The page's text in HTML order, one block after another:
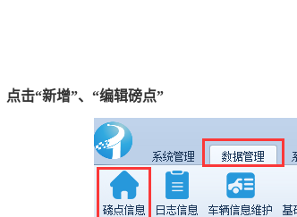
点击“新增”、“编辑磅点”